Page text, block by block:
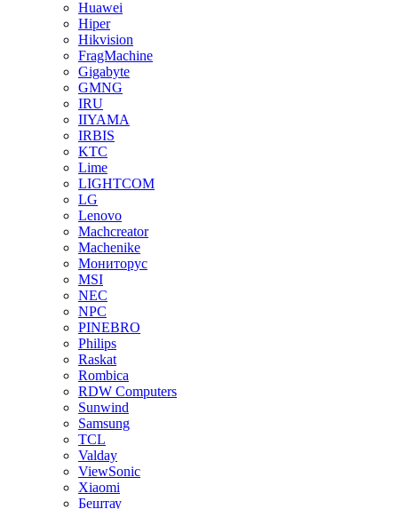
Huawei
Hiper
Hikvision
FragMachine
Gigabyte
GMNG
IRU
IIYAMA
IRBIS
KTC
Lime
LIGHTCOM
LG
Lenovo
Machcreator
Machenike
Мониторус
MSI
NEC
NPC
PINEBRO
Philips
Raskat
Rombica
RDW Computers
Sunwind
Samsung
TCL
Valday
ViewSonic
Xiaomi
Бештау